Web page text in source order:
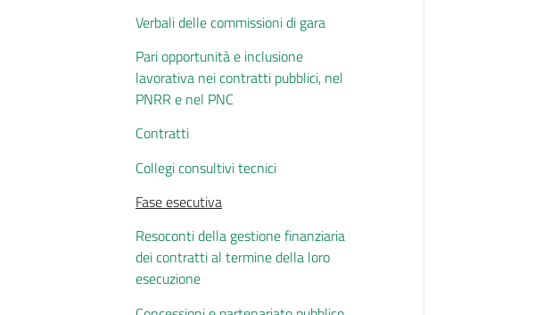
Verbali delle commissioni di gara
Pari opportunità e inclusione
lavorativa nei contratti pubblici, nel
PNRR e nel PNC
Contratti
Collegi consultivi tecnici
Fase esecutiva
Resoconti della gestione finanziaria
dei contratti al termine della loro
esecuzione